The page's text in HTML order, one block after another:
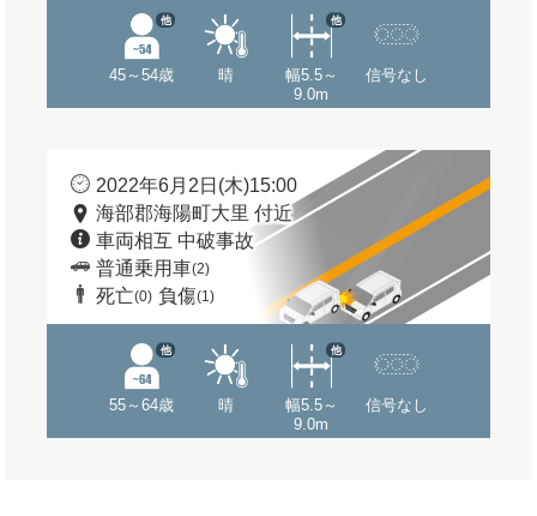
45～54歳
他
晴
幅5.5～
9.0m
他
信号なし
2022年6月2日(木)15:00
海部郡海陽町大里 付近
車両相互 中破事故
普通乗用車(2)
死亡(0) 負傷(1)
55～64歳
他
晴
幅5.5～
9.0m
他
信号なし